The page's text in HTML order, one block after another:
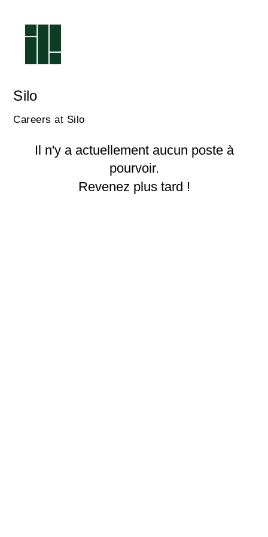
Silo
Careers at Silo
Il n'y a actuellement aucun poste à
pourvoir.
Revenez plus tard !